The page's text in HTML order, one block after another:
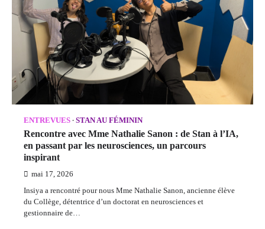
ENTREVUES STAN AU FÉMININ
Rencontre avec Mme Nathalie Sanon : de Stan à l’IA,
en passant par les neurosciences, un parcours
inspirant
mai 17, 2026
Insiya a rencontré pour nous Mme Nathalie Sanon, ancienne élève
du Collège, détentrice d’un doctorat en neurosciences et
gestionnaire de…